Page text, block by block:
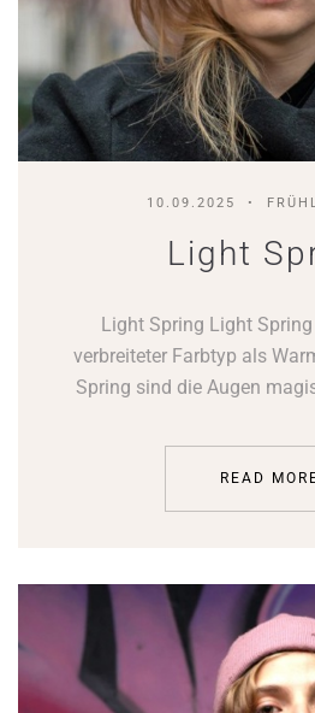
10.09.2025
Light
Light Spring Light
verbreiteter Farbtyp als
Spring sind die Augen
READ